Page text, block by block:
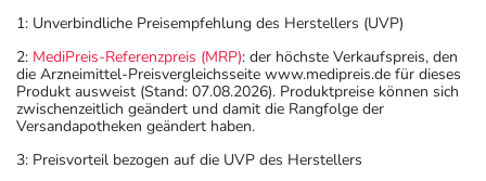
1: Unverbindliche Preisempfehlung des Herstellers (UVP)
2: MediPreis-Referenzpreis (MRP): der höchste Verkaufspreis, den
die Arzneimittel-Preisvergleichsseite www.medipreis.de für dieses
Produkt ausweist (Stand: 07.08.2026). Produktpreise können sich
zwischenzeitlich geändert und damit die Rangfolge der
Versandapotheken geändert haben.
3: Preisvorteil bezogen auf die UVP des Herstellers